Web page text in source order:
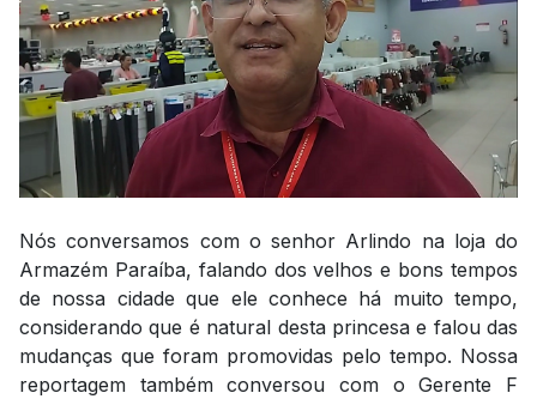
Nós conversamos com o senhor Arlindo na loja do
Armazém Paraíba, falando dos velhos e bons tempos
de nossa cidade que ele conhece há muito tempo,
considerando que é natural desta princesa e falou das
mudanças que foram promovidas pelo tempo. Nossa
reportagem também conversou com o Gerente F